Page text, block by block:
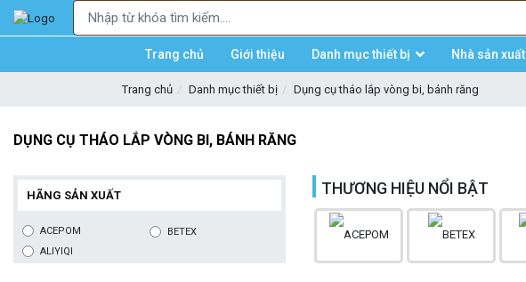
Trang chủ Giới thiệu Danh mục thiết bị Nhà sản xuất
Trang chủ Danh mục thiết bị Dụng cụ tháo lắp vòng bi, bánh răng
DỤNG CỤ THÁO LẮP VÒNG BI, BÁNH RĂNG
THƯƠNG HIỆU NỔI BẬT
HÃNG SẢN XUẤT
ACEPOM
BETEX
ALIYIQI